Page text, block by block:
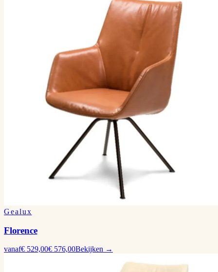
Gealux
Florence
vanaf€ 529,00€ 576,00Bekijken →